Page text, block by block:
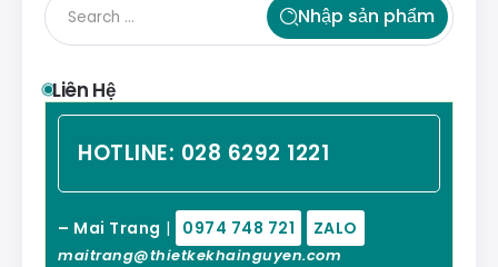
Nhập sản phẩm
Liên Hệ
HOTLINE: 028 6292 1221
– Mai Trang | 0974 748 721 ZALO
maitrang@thietkekhainguyen.com